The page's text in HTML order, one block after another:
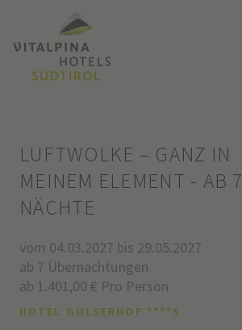
LUFTWOLKE – GANZ IN
MEINEM ELEMENT - AB 7
NÄCHTE
vom 04.03.2027 bis 29.05.2027
ab 7 Übernachtungen
ab 1.401,00 € Pro Person
HOTEL GOLSERHOF ****S